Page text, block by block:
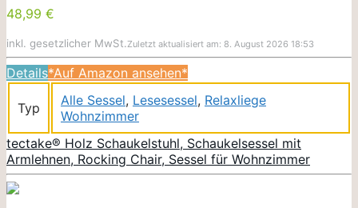
48,99 €
inkl. gesetzlicher MwSt.Zuletzt aktualisiert am: 8. August 2026 18:53
Details*Auf Amazon ansehen*
Typ Alle Sessel, Lesesessel, Relaxliege
Wohnzimmer
tectake® Holz Schaukelstuhl, Schaukelsessel mit
Armlehnen, Rocking Chair, Sessel für Wohnzimmer